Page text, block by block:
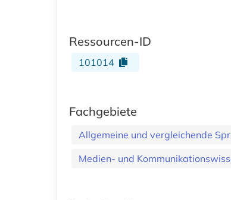
Ressourcen-ID
101014
Fachgebiete
Allgemeine und vergleichende
Medien- und